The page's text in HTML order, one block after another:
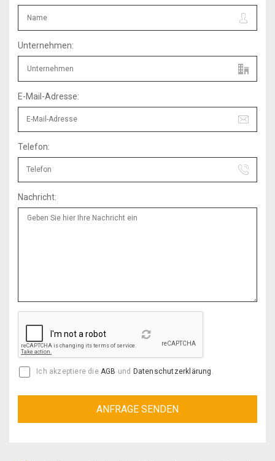
Unternehmen:
E-Mail-Adresse:
Telefon:
Nachricht:
Reload
Ich akzeptiere die AGB und Datenschutzerklärung .